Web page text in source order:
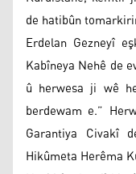
de hatibûn
Erdelan Gezneyî
Kabîneya Nehê de
û herwesa ji wê
berdewam e.”
Garantiya Civakî
Hikûmeta Herêma